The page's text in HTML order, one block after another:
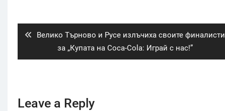
Previous
Велико Търново и Русе излъчиха своите финалисти
за „Купата на Coca-Cola: Играй с нас!”
Leave a Reply